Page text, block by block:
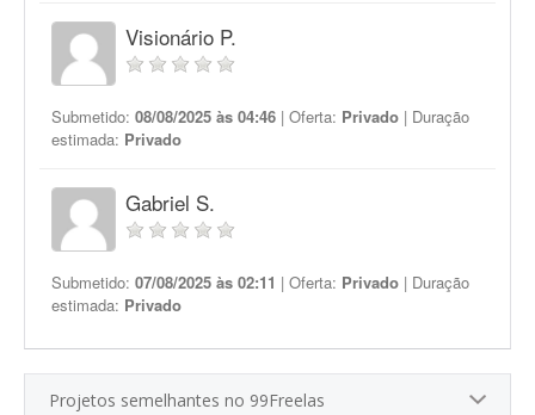
Visionário P.
Submetido: 08/08/2025 às 04:46 | Oferta: Privado | Duração
estimada: Privado
Gabriel S.
Submetido: 07/08/2025 às 02:11 | Oferta: Privado | Duração
estimada: Privado
Projetos semelhantes no 99Freelas